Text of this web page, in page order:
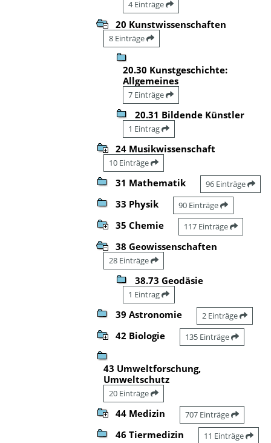
4 Einträge
20 Kunstwissenschaften
8 Einträge
20.30 Kunstgeschichte:
Allgemeines
7 Einträge
20.31 Bildende Künstler
1 Eintrag
24 Musikwissenschaft
10 Einträge
31 Mathematik 96 Einträge
33 Physik 90 Einträge
35 Chemie 117 Einträge
38 Geowissenschaften
28 Einträge
38.73 Geodäsie
1 Eintrag
39 Astronomie 2 Einträge
42 Biologie 135 Einträge
43 Umweltforschung,
Umweltschutz
20 Einträge
44 Medizin 707 Einträge
46 Tiermedizin 11 Einträge